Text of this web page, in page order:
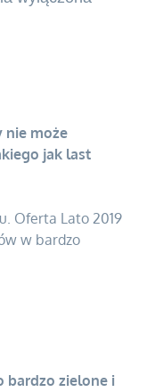
nie może
jak last
Oferta Lato 2019
w bardzo
bardzo zielone i